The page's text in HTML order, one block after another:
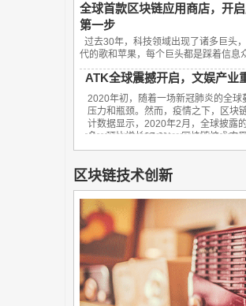
全球首款区块链应用商店，开
第一步
过去30年，科技领域出现了诸多巨头
代的歌和苹果，每个巨头都是踩着信息
ATK全球震撼开启，文娱产业
2020年初，随着一场新冠肺炎的全球
压力和瓶颈。然而，疫情之下，区块
计数据显示，2020年2月，全球披露
多，环比增长27.6%。区块链技术应
区块链技术创新